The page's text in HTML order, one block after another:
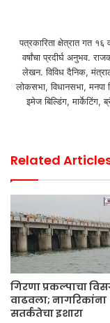
पत्रकारिता क्षेत्रात गत १६
वर्षांचा प्रदीर्घ अनुभव.
लेखन. विविध दैनिक,
लोकसभा, विधानसभा,
इमेज बिल्डिंग, मार्केटिंग,
Related
गिरणा प्रकल्पाचा
वाढवला; नागरिकांना
सतर्कतेचा इशारा